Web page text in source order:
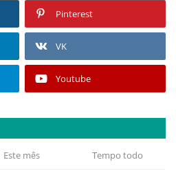
Pinterest
VK
Youtube
Este mês Tempo todo